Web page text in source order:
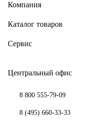
Компания
Каталог товаров
Сервис
Центральный офис
8 800 555-79-09
8 (495) 660-33-33